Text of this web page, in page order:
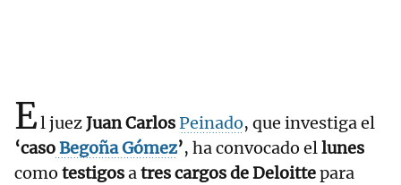
El juezJuan CarlosPeinado, que investiga el
‘casoBegoña Gómez’, ha convocado ellunes
como testigosatres cargos de Deloittepara